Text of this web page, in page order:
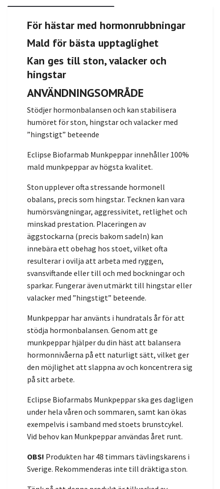
För hästar med hormonrubbningar
Mald för bästa upptaglighet
Kan ges till ston, valacker och
hingstar
ANVÄNDNINGSOMRÅDE
Stödjer hormonbalansen och kan stabilisera
humöret för ston, hingstar och valacker med
”hingstigt” beteende
Eclipse Biofarmab Munkpeppar innehåller 100%
mald munkpeppar av högsta kvalitet.
Ston upplever ofta stressande hormonell
obalans, precis som hingstar. Tecknen kan vara
humörsvängningar, aggressivitet, retlighet och
minskad prestation. Placeringen av
äggstockarna (precis bakom sadeln) kan
innebära ett obehag hos stoet, vilket ofta
resulterar i ovilja att arbeta med ryggen,
svansviftande eller till och med bockningar och
sparkar. Fungerar även utmärkt till hingstar eller
valacker med ”hingstigt” beteende.
Munkpeppar har använts i hundratals år för att
stödja hormonbalansen. Genom att ge
munkpeppar hjälper du din häst att balansera
hormonnivåerna på ett naturligt sätt, vilket ger
den möjlighet att slappna av och koncentrera sig
på sitt arbete.
Eclipse Biofarmabs Munkpeppar ska ges dagligen
under hela våren och sommaren, samt kan ökas
exempelvis i samband med stoets brunstcykel.
Vid behov kan Munkpeppar användas året runt.
OBS! Produkten har 48 timmars tävlingskarens i
Sverige. Rekommenderas inte till dräktiga ston.